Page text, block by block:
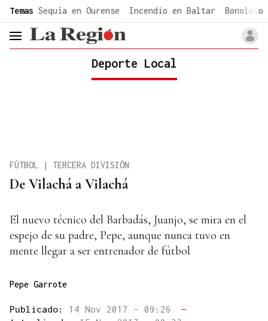
common.go-to-content
Temas Sequía en Ourense Incendio en Baltar Bonoloto
header.menu.open
Deporte Local
De Vilachá a Vilachá
FÚTBOL | TERCERA DIVISIÓN
El nuevo técnico del Barbadás, Juanjo, se mira en el
espejo de su padre, Pepe, aunque nunca tuvo en
mente llegar a ser entrenador de fútbol
Pepe Garrote
Publicado: 14 Nov 2017 - 09:26
—